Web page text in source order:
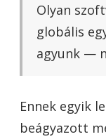
Olyan
globális
agyunk —
Ennek egyik
beágyazott